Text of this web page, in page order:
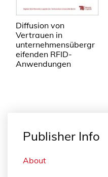
Diffusion von
Vertrauen in
unternehmensübergr
eifenden RFID-
Anwendungen
Publisher Info
About